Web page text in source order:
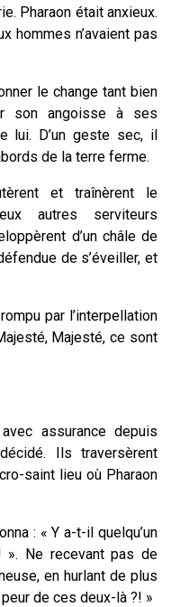
Pharaon était anxieux.
hommes n’avaient pas
le change tant bien
son angoisse à ses
lui. D’un geste sec, il
de la terre ferme.
et traînèrent le
autres serviteurs
d’un châle de
de s’éveiller, et
par l’interpellation
Majesté, ce sont
assurance depuis
Ils traversèrent
saint lieu où Pharaon
: « Y a-t-il quelqu’un
». Ne recevant pas de
en hurlant de plus
de ces deux-là ?! »